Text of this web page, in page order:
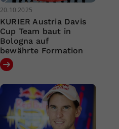
20.10.2025
KURIER Austria Davis
Cup Team baut in
Bologna auf
bewährte Formation